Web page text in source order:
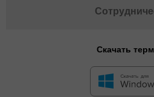
Скачать